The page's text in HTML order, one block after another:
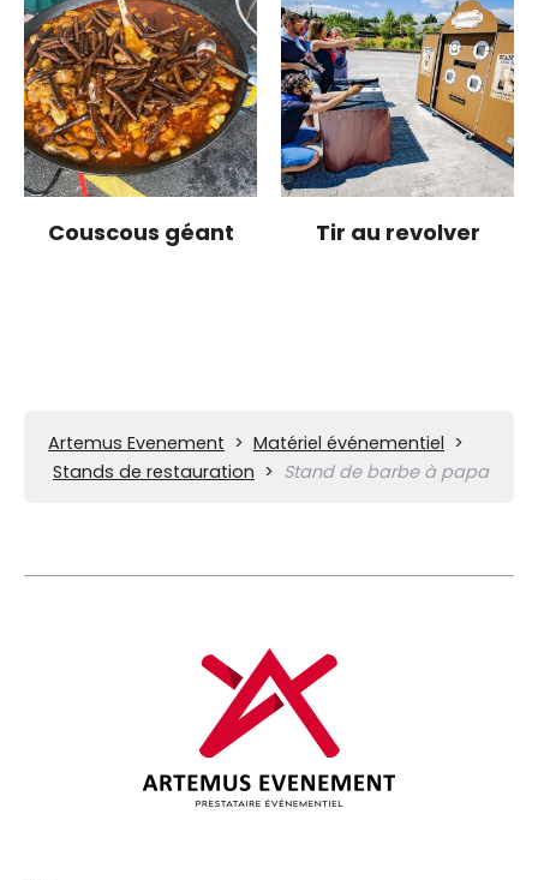
Couscous géant Tir au revolver
Artemus Evenement > Matériel événementiel >
Stands de restauration > Stand de barbe à papa